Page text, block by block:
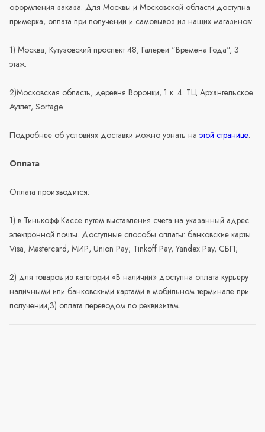
оформления заказа. Для Москвы и Московской области доступна
примерка, оплата при получении и самовывоз из наших магазинов:
1) Москва, Кутузовский проспект 48, Галереи "Времена Года", 3
этаж.
2)Московская область, деревня Воронки, 1 к. 4. ТЦ Архангельское
Аутлет, Sortage.
Подробнее об условиях доставки можно узнать на этой странице.
Оплата
Оплата производится:
1) в Тинькофф Кассе путем выставления счёта на указанный адрес
электронной почты. Доступные способы оплаты: банковские карты
Visa, Mastercard, МИР, Union Pay; Tinkoff Pay, Yandex Pay, СБП;
2) для товаров из категории «В наличии» доступна оплата курьеру
наличными или банковскими картами в мобильном терминале при
получении;3) оплата переводом по реквизитам.